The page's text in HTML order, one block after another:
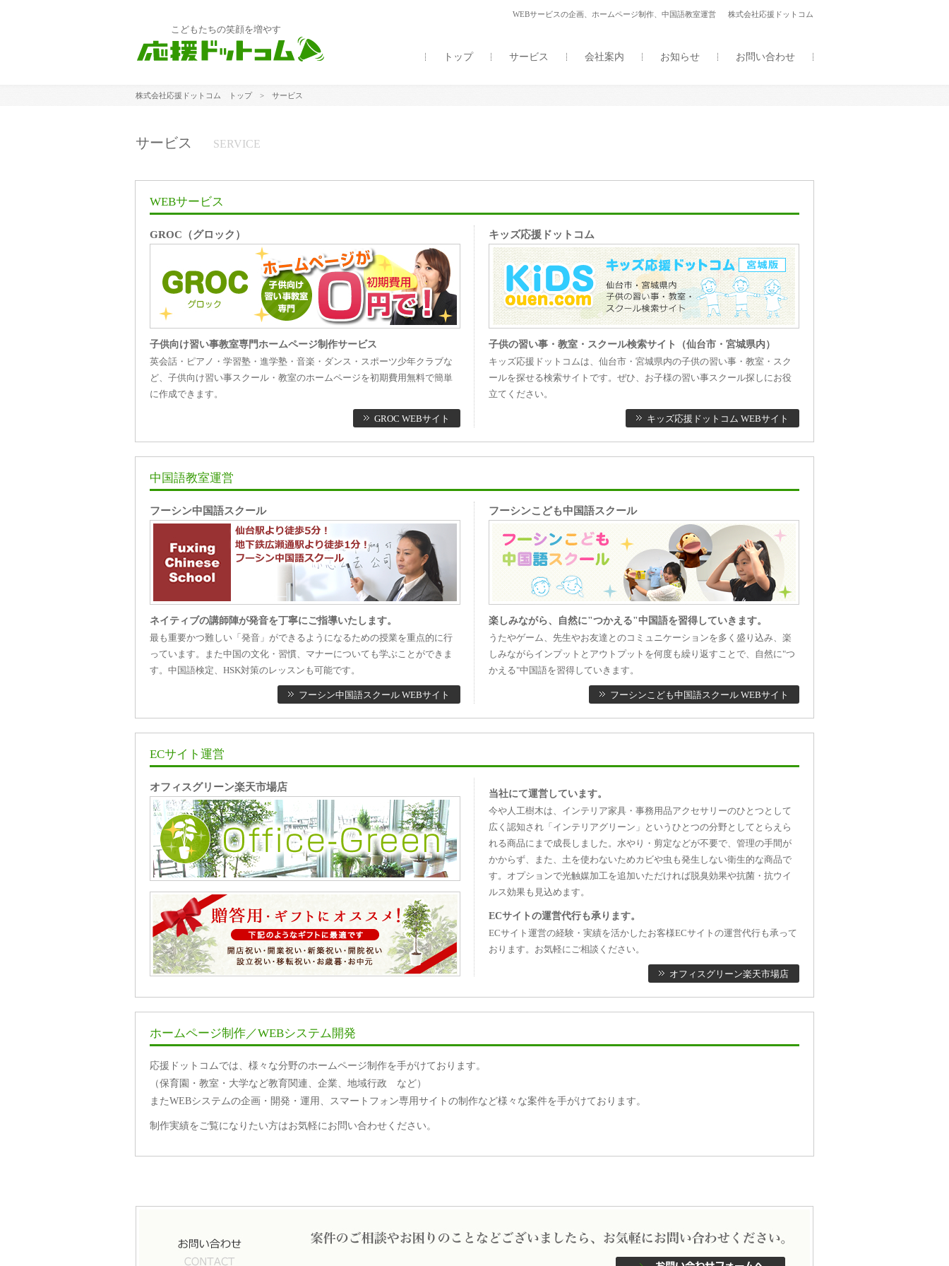
こどもたちの笑顔を増やす
WEBサービスの企画、ホームページ制作、中国語教室運営 株式会社応援ドットコム
トップ サービス 会社案内 お知らせ お問い合わせ
株式会社応援ドットコム トップ> サービス
サービス SERVICE
WEBサービス
GROC（グロック）
子供向け習い事教室専門ホームページ制作サービス
英会話・ピアノ・学習塾・進学塾・音楽・ダンス・スポーツ少年クラブな
ど、子供向け習い事スクール・教室のホームページを初期費用無料で簡単
に作成できます。
GROC WEBサイト
キッズ応援ドットコム
子供の習い事・教室・スクール検索サイト（仙台市・宮城県内）
キッズ応援ドットコムは、仙台市・宮城県内の子供の習い事・教室・スク
ールを探せる検索サイトです。ぜひ、お子様の習い事スクール探しにお役
立てください。
キッズ応援ドットコム WEBサイト
中国語教室運営
フーシン中国語スクール
ネイティブの講師陣が発音を丁寧にご指導いたします。
最も重要かつ難しい「発音」ができるようになるための授業を重点的に行
っています。また中国の文化・習慣、マナーについても学ぶことができま
す。中国語検定、HSK対策のレッスンも可能です。
フーシン中国語スクール WEBサイト
フーシンこども中国語スクール
楽しみながら、自然に"つかえる"中国語を習得していきます。
うたやゲーム、先生やお友達とのコミュニケーションを多く盛り込み、楽
しみながらインプットとアウトプットを何度も繰り返すことで、自然に"つ
かえる"中国語を習得していきます。
フーシンこども中国語スクール WEBサイト
ECサイト運営
オフィスグリーン楽天市場店
当社にて運営しています。
今や人工樹木は、インテリア家具・事務用品アクセサリーのひとつとして
広く認知され「インテリアグリーン」というひとつの分野としてとらえら
れる商品にまで成長しました。水やり・剪定などが不要で、管理の手間が
かからず、また、土を使わないためカビや虫も発生しない衛生的な商品で
す。オプションで光触媒加工を追加いただければ脱臭効果や抗菌・抗ウイ
ルス効果も見込めます。
ECサイトの運営代行も承ります。
ECサイト運営の経験・実績を活かしたお客様ECサイトの運営代行も承って
おります。お気軽にご相談ください。
オフィスグリーン楽天市場店
ホームページ制作／WEBシステム開発
応援ドットコムでは、様々な分野のホームページ制作を手がけております。
（保育園・教室・大学など教育関連、企業、地域行政 など）
またWEBシステムの企画・開発・運用、スマートフォン専用サイトの制作など様々な案件を手がけております。
制作実績をご覧になりたい方はお気軽にお問い合わせください。